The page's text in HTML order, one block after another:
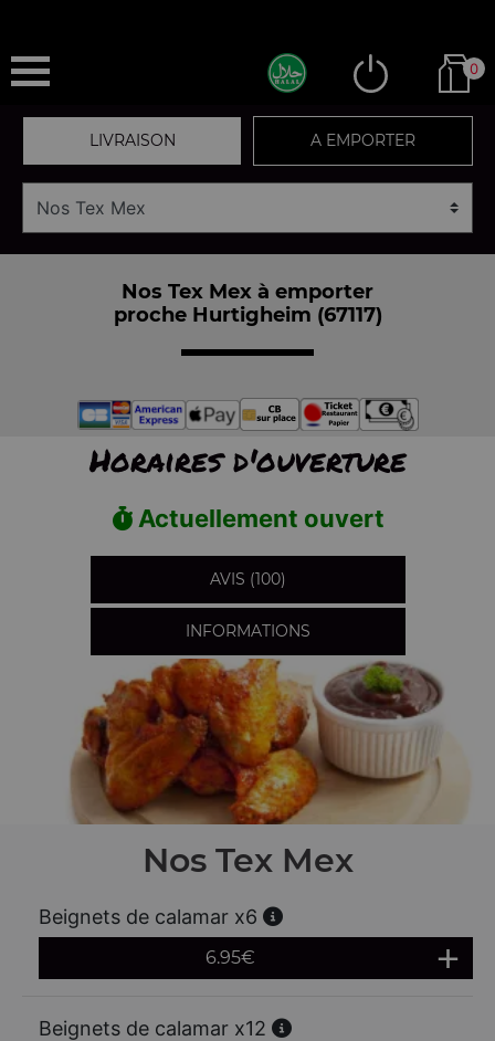
0
LIVRAISON A EMPORTER
Nos Tex Mex à emporter
proche Hurtigheim (67117)
Horaires d'ouverture
Actuellement ouvert
AVIS (100)
INFORMATIONS
Nos Tex Mex
Beignets de calamar x6
6.95€
Beignets de calamar x12